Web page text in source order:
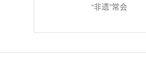
“非遗”常会